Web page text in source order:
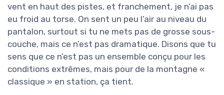
vent en haut des pistes, et franchement, je n’ai pas
eu froid au torse. On sent un peu l’air au niveau du
pantalon, surtout si tu ne mets pas de grosse sous-
couche, mais ce n’est pas dramatique. Disons que tu
sens que ce n’est pas un ensemble conçu pour les
conditions extrêmes, mais pour de la montagne «
classique » en station, ça tient.